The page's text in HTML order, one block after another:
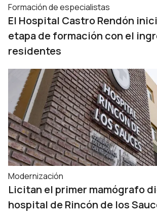
Formación de especialistas
El Hospital Castro Rendón
etapa de formación con el
residentes
Modernización
Licitan el primer mamógrafo
hospital de Rincón de los